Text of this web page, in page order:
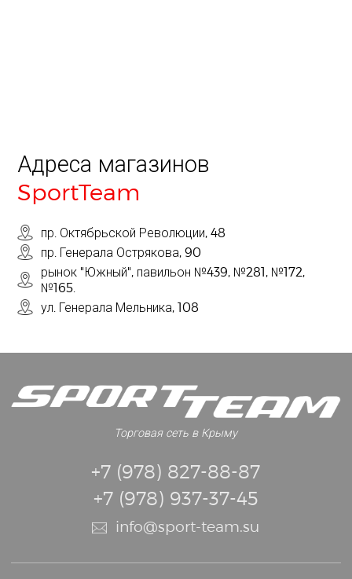
Адреса магазинов
SportTeam
пр. Октябрьской Революции, 48
пр. Генерала Острякова, 90
рынок "Южный", павильон №439, №281, №172,
№165.
ул. Генерала Мельника, 108
Торговая сеть в Крыму
+7 (978) 827-88-87
+7 (978) 937-37-45
info@sport-team.su